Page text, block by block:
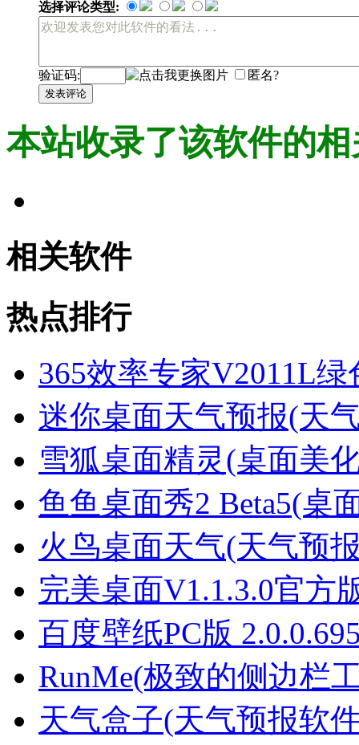
选择评论类型:
验证码: 匿名?
发表评论
本站收录了该软件的
相关软件
热点排行
365效率专家V2011L绿
迷你桌面天气预报(天
雪狐桌面精灵(桌面美
鱼鱼桌面秀2 Beta5(桌
火鸟桌面天气(天气预
完美桌面V1.1.3.0官方
百度壁纸PC版
RunMe(极致的侧边栏
天气盒子(天气预报软